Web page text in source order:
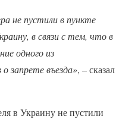
не пустили в пункте
в связи с тем, что в
одного из
запрете въезда», – сказал
в Украину не пустили